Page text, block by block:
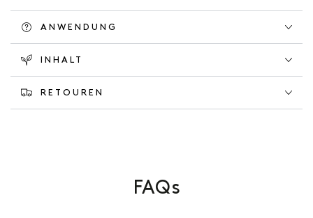
ANWENDUNG
INHALT
RETOUREN
FAQs